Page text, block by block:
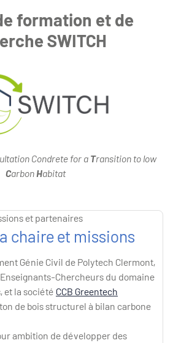
formation et de
SWITCH
Condrete for a Transition to low
Carbon Habitat
et partenaires
chaire et missions
Génie Civil de Polytech Clermont,
Chercheurs du domaine
et la société CCB Greentech
de bois structurel à bilan carbone
ambition de dévelop­per des